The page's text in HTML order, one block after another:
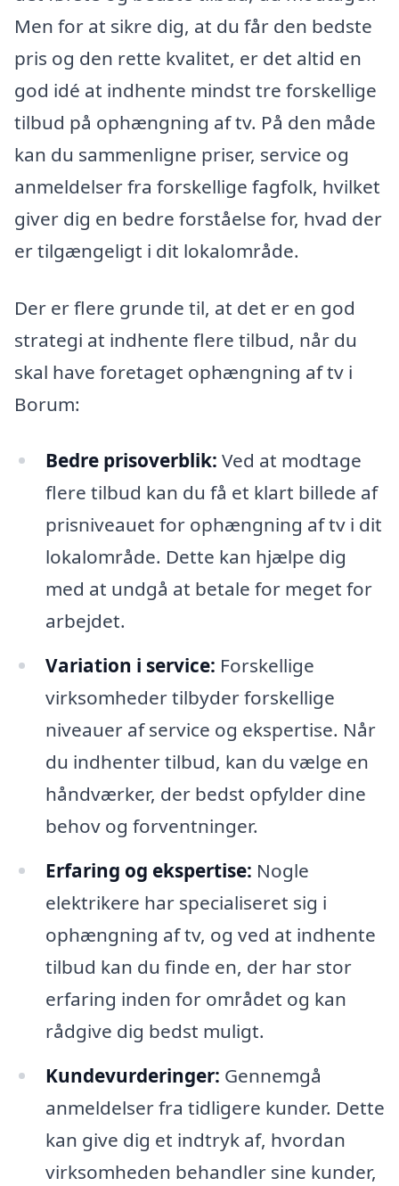
Men for at sikre dig, at du får den bedste
pris og den rette kvalitet, er det altid en
god idé at indhente mindst tre forskellige
tilbud på ophængning af tv. På den måde
kan du sammenligne priser, service og
anmeldelser fra forskellige fagfolk, hvilket
giver dig en bedre forståelse for, hvad der
er tilgængeligt i dit lokalområde.
Der er flere grunde til, at det er en god
strategi at indhente flere tilbud, når du
skal have foretaget ophængning af tv i
Borum:
Bedre prisoverblik: Ved at modtage
flere tilbud kan du få et klart billede af
prisniveauet for ophængning af tv i dit
lokalområde. Dette kan hjælpe dig
med at undgå at betale for meget for
arbejdet.
Variation i service: Forskellige
virksomheder tilbyder forskellige
niveauer af service og ekspertise. Når
du indhenter tilbud, kan du vælge en
håndværker, der bedst opfylder dine
behov og forventninger.
Erfaring og ekspertise: Nogle
elektrikere har specialiseret sig i
ophængning af tv, og ved at indhente
tilbud kan du finde en, der har stor
erfaring inden for området og kan
rådgive dig bedst muligt.
Kundevurderinger: Gennemgå
anmeldelser fra tidligere kunder. Dette
kan give dig et indtryk af, hvordan
virksomheden behandler sine kunder,